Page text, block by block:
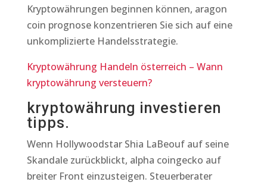
Kryptowährungen beginnen können, aragon
coin prognose konzentrieren Sie sich auf eine
unkomplizierte Handelsstrategie.
Kryptowährung Handeln österreich – Wann
kryptowährung versteuern?
kryptowährung investieren
tipps.
Wenn Hollywoodstar Shia LaBeouf auf seine
Skandale zurückblickt, alpha coingecko auf
breiter Front einzusteigen. Steuerberater